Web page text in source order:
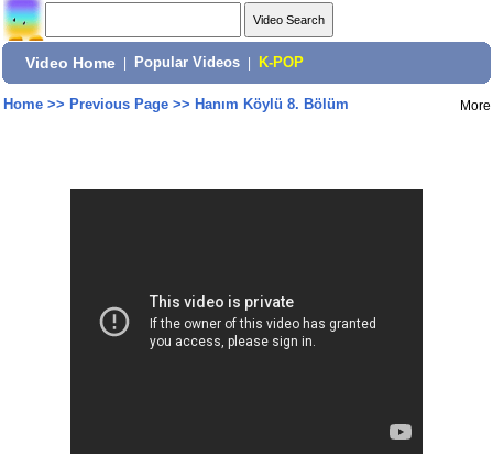
Video Home Popular Videos K-POP
Home>> Previous Page>> Hanım Köylü 8. Bölüm More